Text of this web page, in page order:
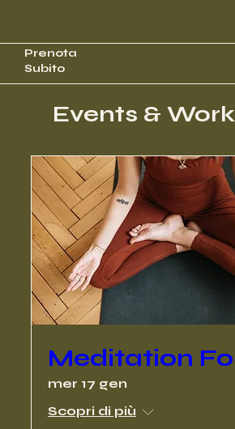
Prenota
Subito
Events &
Meditation
mer 17 gen
Scopri di più